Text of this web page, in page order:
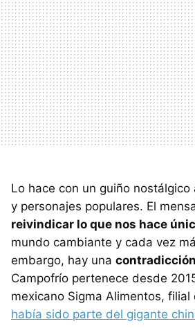
Lo hace con un guiño nostálgico
y personajes populares. El
reivindicar lo que nos hace
mundo cambiante y cada vez
embargo, hay una
Campofrío pertenece desde
mexicano Sigma Alimentos, filial
había sido parte del gigante